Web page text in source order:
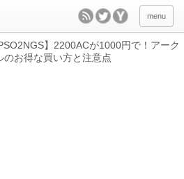
menu
PSO2NGS】2200ACが1000円で！アーク
のお得な買い方と注意点